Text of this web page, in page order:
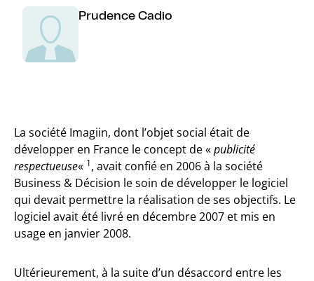
Prudence Cadio
La société Imagiin, dont l’objet social était de
développer en France le concept de «publicité
respectueuse« 1, avait confié en 2006 à la société
Business & Décision le soin de développer le logiciel
qui devait permettre la réalisation de ses objectifs. Le
logiciel avait été livré en décembre 2007 et mis en
usage en janvier 2008.
Ultérieurement, à la suite d’un désaccord entre les